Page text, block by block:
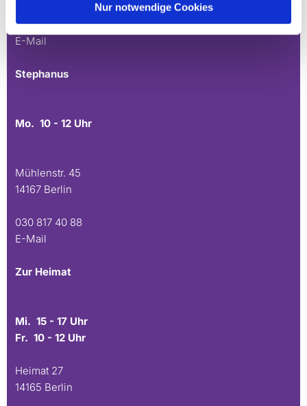
Nur notwendige Cookies
030 815 45 54
E-Mail
Stephanus
Mo. 10 - 12 Uhr
Mühlenstr. 45
14167 Berlin
030 817 40 88
E-Mail
Zur Heimat
Mi. 15 - 17 Uhr
Fr. 10 - 12 Uhr
Heimat 27
14165 Berlin